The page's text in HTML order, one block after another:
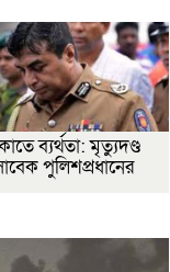
ব্যর্থতা: মৃত্যুদণ্ড
পুলিশপ্রধানের